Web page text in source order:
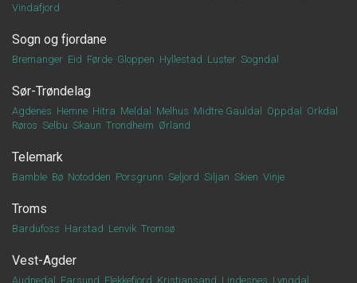
Vindafjord
Sogn og fjordane
Bremanger Eid Førde Gloppen Hyllestad Luster Sogndal
Sør-Trøndelag
Agdenes Hemne Hitra Meldal Melhus Midtre Gauldal Oppdal
Orkdal
Røros Selbu Skaun Trondheim Ørland
Telemark
Bamble Bø Notodden Porsgrunn Seljord Siljan Skien Vinje
Troms
Bardufoss Harstad Lenvik Tromsø
Vest-Agder
Audnedal Farsund Flekkefjord Kristiansand Lindesnes Lyngdal